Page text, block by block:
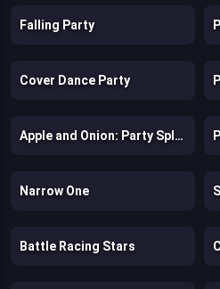
Falling Party
Cover Dance Party
Apple and Onion: Party Splashers
Narrow One
Battle Racing Stars